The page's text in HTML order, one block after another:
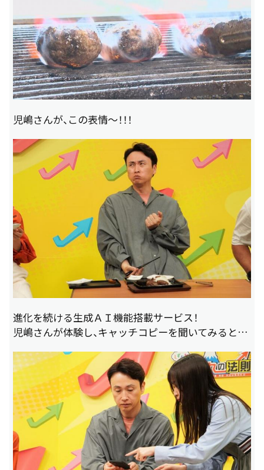
児嶋さんが、この表情～！！！
進化を続ける生成ＡＩ機能搭載サービス！
児嶋さんが体験し、キャッチコピーを聞いてみると…